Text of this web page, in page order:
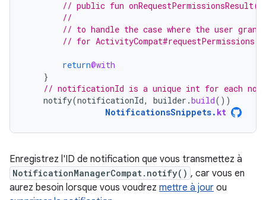
// public fun
//
// to handle the case where the user
// for ActivityCompat#requestPermissions
return@with
}
// notificationId is a unique int for each
notify(notificationId, builder .build())
NotificationsSnippets. kt
Enregistrez l'ID de notification que vous transmettez à
NotificationManagerCompat.notify() , car vous en
aurez besoin lorsque vous voudrez mettre à jour ou